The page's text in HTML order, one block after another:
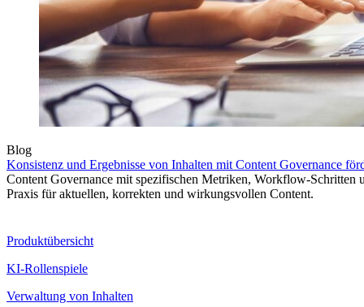
Blog
Konsistenz und Ergebnisse von Inhalten mit Content Governance
Content Governance mit spezifischen Metriken, Workflow-Schritten
Praxis für aktuellen, korrekten und wirkungsvollen Content.
Produktübersicht
KI-Rollenspiele
Verwaltung von Inhalten